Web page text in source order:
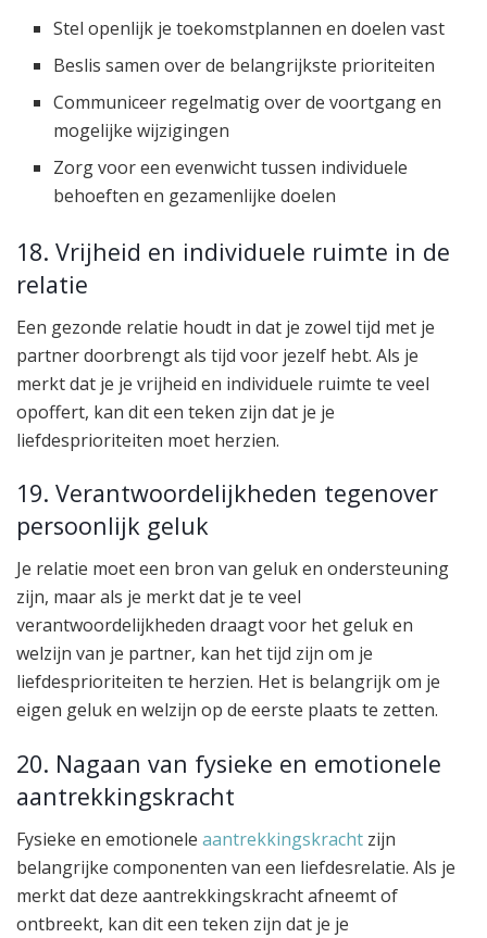
Stel openlijk je toekomstplannen en doelen vast
Beslis samen over de belangrijkste prioriteiten
Communiceer regelmatig over de voortgang en
mogelijke wijzigingen
Zorg voor een evenwicht tussen individuele
behoeften en gezamenlijke doelen
18. Vrijheid en individuele ruimte in de
relatie
Een gezonde relatie houdt in dat je zowel tijd met je
partner doorbrengt als tijd voor jezelf hebt. Als je
merkt dat je je vrijheid en individuele ruimte te veel
opoffert, kan dit een teken zijn dat je je
liefdesprioriteiten moet herzien.
19. Verantwoordelijkheden tegenover
persoonlijk geluk
Je relatie moet een bron van geluk en ondersteuning
zijn, maar als je merkt dat je te veel
verantwoordelijkheden draagt voor het geluk en
welzijn van je partner, kan het tijd zijn om je
liefdesprioriteiten te herzien. Het is belangrijk om je
eigen geluk en welzijn op de eerste plaats te zetten.
20. Nagaan van fysieke en emotionele
aantrekkingskracht
Fysieke en emotionele aantrekkingskracht zijn
belangrijke componenten van een liefdesrelatie. Als je
merkt dat deze aantrekkingskracht afneemt of
ontbreekt, kan dit een teken zijn dat je je